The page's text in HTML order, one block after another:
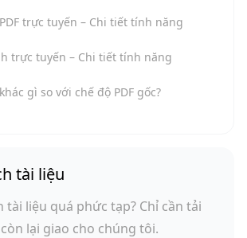
trực tuyến – Chi tiết tính năng
trực tuyến – Chi tiết tính năng
gì so với chế độ PDF gốc?
tài liệu
tài liệu quá phức tạp? Chỉ cần tải
lại giao cho chúng tôi.